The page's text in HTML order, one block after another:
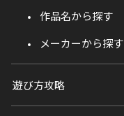
作品名から探す
メーカーから探す
遊び方攻略